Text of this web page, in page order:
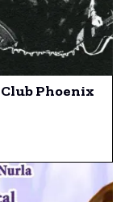
Phoenix